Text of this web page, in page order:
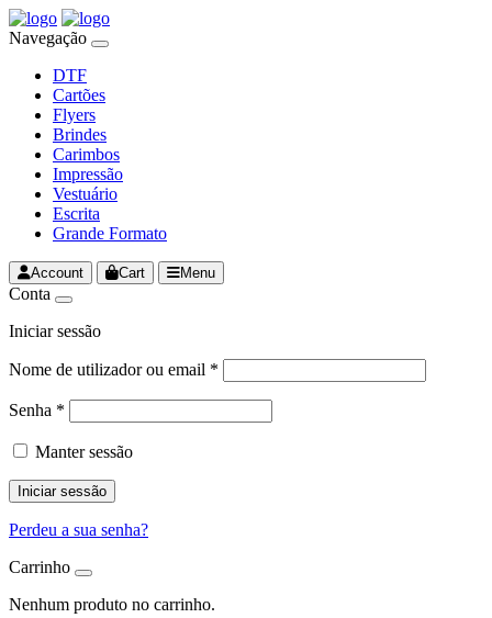
Navegação
DTF
Cartões
Flyers
Brindes
Carimbos
Impressão
Vestuário
Escrita
Grande Formato
Account Cart Menu
Conta
Iniciar sessão
Nome de utilizador ou email *
Senha *
Manter sessão
Iniciar sessão
Perdeu a sua senha?
Carrinho
Nenhum produto no carrinho.